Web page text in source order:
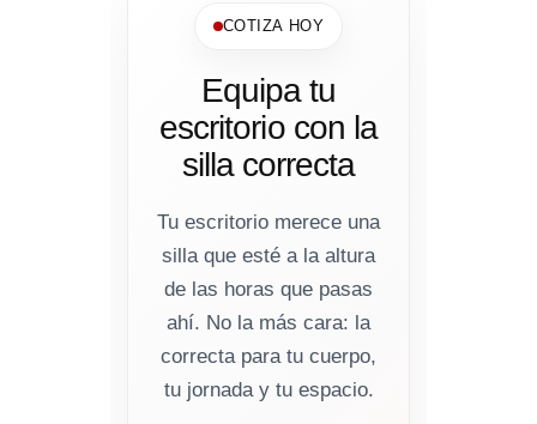
COTIZA HOY
Equipa tu
escritorio con la
silla correcta
Tu escritorio merece una
silla que esté a la altura
de las horas que pasas
ahí. No la más cara: la
correcta para tu cuerpo,
tu jornada y tu espacio.